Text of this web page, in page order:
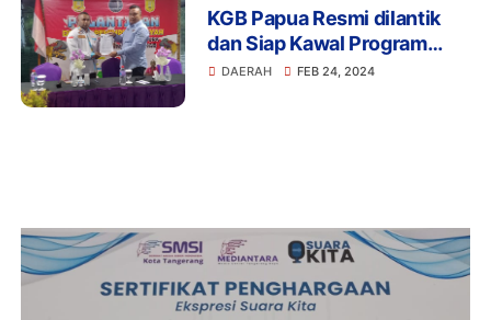
Kesejahteraan Masyarakat
KGB Papua Resmi dilantik
dan Siap Kawal Program
Pemerintah di Tanah Papua
DAERAH FEB 24, 2024